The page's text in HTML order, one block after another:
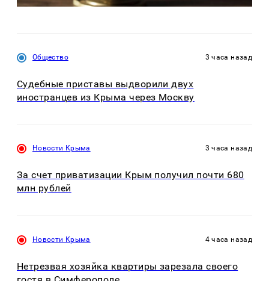
Общество 3 часа назад
Судебные приставы выдворили двух
иностранцев из Крыма через Москву
Новости Крыма 3 часа назад
За счет приватизации Крым получил почти 680
млн рублей
Новости Крыма 4 часа назад
Нетрезвая хозяйка квартиры зарезала своего